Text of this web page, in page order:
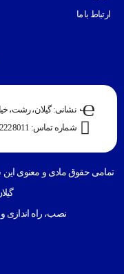
ارتباط با ما
نشانی: گیلان، رشت،
شماره تماس: 32228011-013
تمامی حقوق مادی و معنوی
نصب، راه اندازی